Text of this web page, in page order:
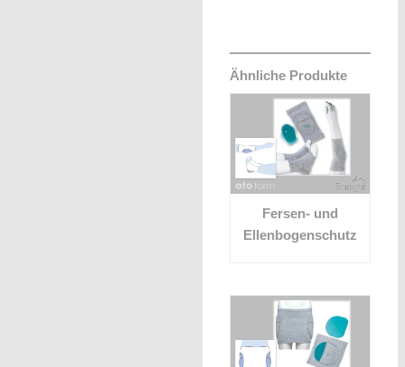
Ähnliche Produkte
Fersen- und
Ellenbogenschutz